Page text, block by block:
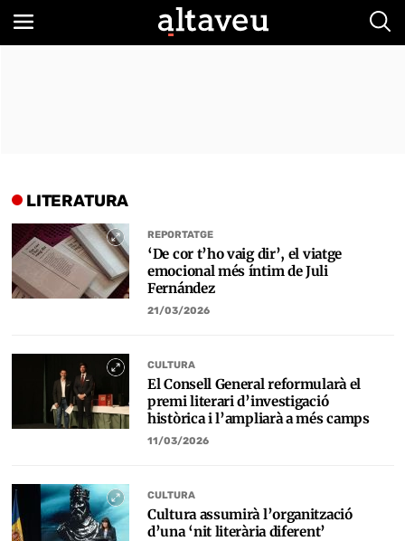
LITERATURA
REPORTATGE
‘De cor t’ho vaig dir’, el viatge
emocional més íntim de Juli
Fernández
21/03/2026
CULTURA
El Consell General reformularà el
premi literari d’investigació
històrica i l’ampliarà a més camps
11/03/2026
CULTURA
Cultura assumirà l’organització
d’una ‘nit literària diferent’